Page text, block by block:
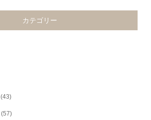
カテゴリー
(43)
(57)